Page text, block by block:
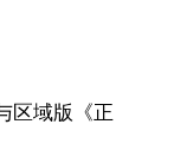
区域版《正